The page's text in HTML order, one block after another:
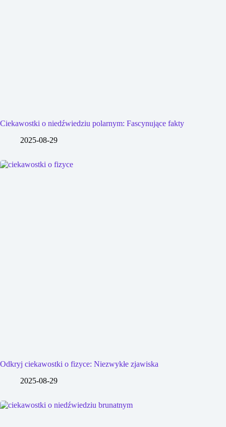
Ciekawostki o niedźwiedziu polarnym: Fascynujące fakty
2025-08-29
Odkryj ciekawostki o fizyce: Niezwykłe zjawiska
2025-08-29